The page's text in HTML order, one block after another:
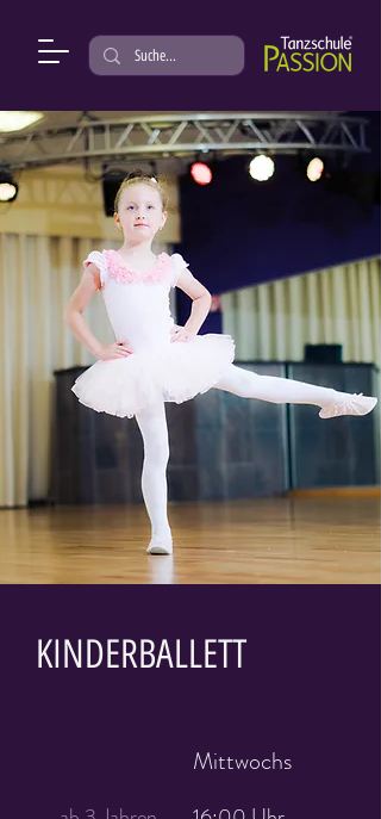
KINDERBALLETT
Mittwochs